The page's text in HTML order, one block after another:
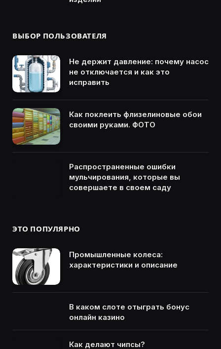
ВЫБОР ПОЛЬЗОВАТЕЛЯ
Не держит давление: почему насос
не отключается и как это
исправить
Как поклеить флизелиновые обои
своими руками. ФОТО
Распространенные ошибки
мульчирования, которые вы
совершаете в своем саду
ЭТО ПОПУЛЯРНО
Промышленные колеса:
характеристики и описание
В каком слоте отыграть бонус
онлайн казино
Как делают чипсы?